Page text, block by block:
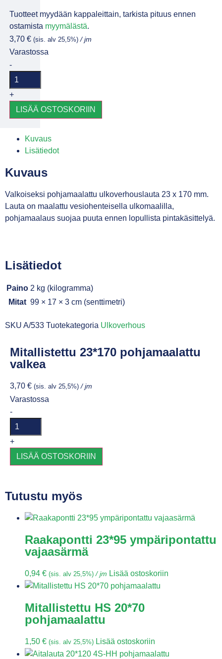
Tuotteet myydään kappaleittain, tarkista pituus ennen
ostamista myymälästä.
3,70 € (sis. alv 25,5%)/ jm
Varastossa
-
+
LISÄÄ OSTOSKORIIN
Kuvaus
Lisätiedot
Kuvaus
Valkoiseksi pohjamaalattu ulkoverhouslauta 23 x 170 mm.
Lauta on maalattu vesiohenteisella ulkomaalilla,
pohjamaalaus suojaa puuta ennen lopullista pintakäsittelyä.
Lisätiedot
Paino 2 kg (kilogramma)
Mitat 99 × 17 × 3 cm (senttimetri)
SKU A/533 Tuotekategoria Ulkoverhous
Mitallistettu 23*170 pohjamaalattu
valkea
3,70 € (sis. alv 25,5%) / jm
Varastossa
-
+
LISÄÄ OSTOSKORIIN
Tutustu myös
Raakapontti 23*95 ympäripontattu
vajaasärmä
0,94 € (sis. alv 25,5%) / jm Lisää ostoskoriin
Mitallistettu HS 20*70
pohjamaalattu
1,50 € (sis. alv 25,5%) Lisää ostoskoriin